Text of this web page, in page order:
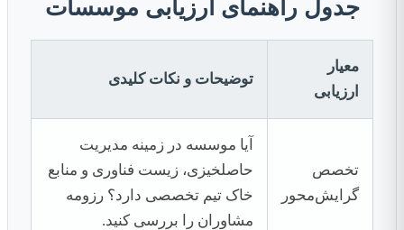
جدول راهنمای ارزیابی موسسات
معیار
ارزیابی
توضیحات و نکات کلیدی
تخصص
گرایش‌محور
آیا موسسه در زمینه مدیریت
حاصلخیزی، زیست فناوری و منابع
خاک تیم تخصصی دارد؟ رزومه
مشاوران را بررسی کنید.